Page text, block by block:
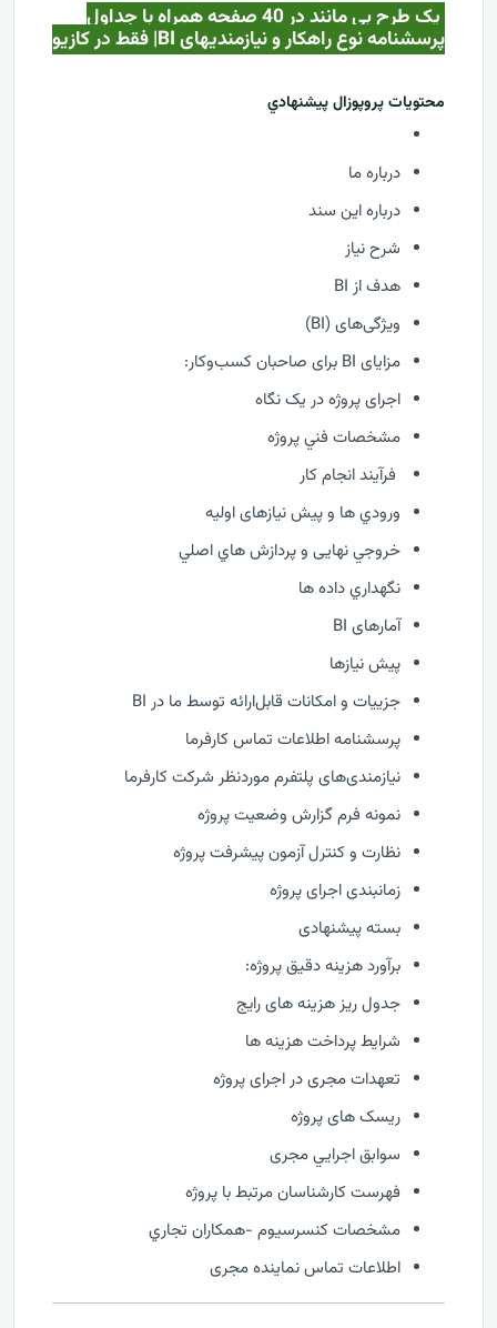
یک طرح بی مانند در 40 صفحه همراه با جداول
پرسشنامه نوع راهکار و نیازمندیهای BI| فقط در کازيو
محتويات پروپوزال پيشنهادي
درباره ما
درباره این سند
شرح نیاز
هدف از BI
ویژگی‌های (BI)
مزایای BI برای صاحبان کسب‌وکار:
اجرای پروژه در یک نگاه
مشخصات فني پروژه
فرآيند انجام کار
ورودي ها و پیش نیازهای اولیه
خروجي نهایی و پردازش هاي اصلي
نگهداري داده ها
آمارهای BI
پیش نیازها
جزییات و امکانات قابل‌ارائه توسط ما در BI
پرسشنامه اطلاعات تماس کارفرما
نیازمندی‌های پلتفرم موردنظر شرکت کارفرما
نمونه فرم گزارش وضعيت پروژه
نظارت و كنترل آزمون پیشرفت پروژه
زمانبندی اجرای پروژه
بسته پیشنهادی
برآورد هزینه دقیق پروژه:
جدول ریز هزینه های رایج
شرایط پرداخت هزینه ها
تعهدات مجری در اجرای پروژه
ریسک های پروژه
سوابق اجرايي مجری
فهرست كارشناسان مرتبط با پروژه
مشخصات كنسرسيوم -همكاران تجاري
اطلاعات تماس نماینده مجری